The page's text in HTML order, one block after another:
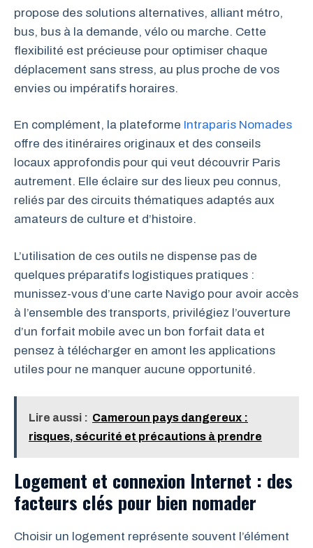
propose des solutions alternatives, alliant métro,
bus, bus à la demande, vélo ou marche. Cette
flexibilité est précieuse pour optimiser chaque
déplacement sans stress, au plus proche de vos
envies ou impératifs horaires.
En complément, la plateforme Intraparis Nomades
offre des itinéraires originaux et des conseils
locaux approfondis pour qui veut découvrir Paris
autrement. Elle éclaire sur des lieux peu connus,
reliés par des circuits thématiques adaptés aux
amateurs de culture et d’histoire.
L’utilisation de ces outils ne dispense pas de
quelques préparatifs logistiques pratiques :
munissez-vous d’une carte Navigo pour avoir accès
à l’ensemble des transports, privilégiez l’ouverture
d’un forfait mobile avec un bon forfait data et
pensez à télécharger en amont les applications
utiles pour ne manquer aucune opportunité.
Lire aussi : Cameroun pays dangereux :
risques, sécurité et précautions à prendre
Logement et connexion Internet : des
facteurs clés pour bien nomader
Choisir un logement représente souvent l’élément